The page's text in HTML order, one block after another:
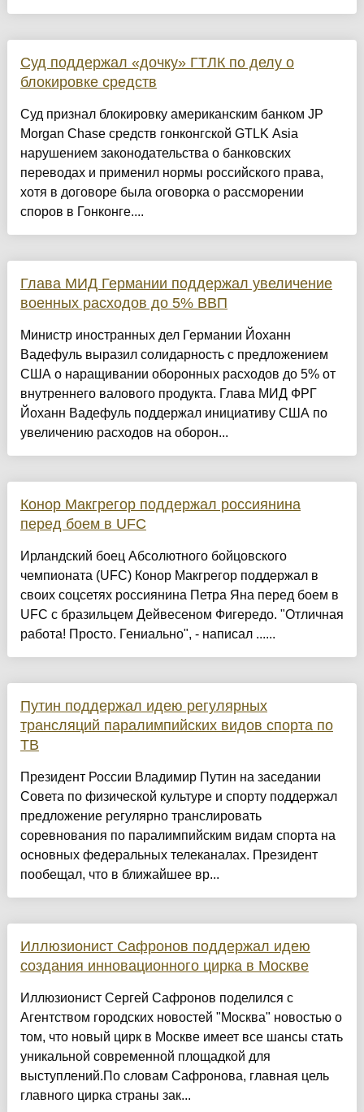
Суд поддержал «дочку» ГТЛК по делу о
блокировке средств
Суд признал блокировку американским банком JP
Morgan Chase средств гонконгской GTLK Asia
нарушением законодательства о банковских
переводах и применил нормы российского права,
хотя в договоре была оговорка о рассморении
споров в Гонконге....
Глава МИД Германии поддержал увеличение
военных расходов до 5% ВВП
Министр иностранных дел Германии Йоханн
Вадефуль выразил солидарность с предложением
США о наращивании оборонных расходов до 5% от
внутреннего валового продукта. Глава МИД ФРГ
Йоханн Вадефуль поддержал инициативу США по
увеличению расходов на оборон...
Конор Макгрегор поддержал россиянина
перед боем в UFC
Ирландский боец Абсолютного бойцовского
чемпионата (UFC) Конор Макгрегор поддержал в
своих соцсетях россиянина Петра Яна перед боем в
UFC с бразильцем Дейвесеном Фигередо. "Отличная
работа! Просто. Гениально", - написал ......
Путин поддержал идею регулярных
трансляций паралимпийских видов спорта по
ТВ
Президент России Владимир Путин на заседании
Совета по физической культуре и спорту поддержал
предложение регулярно транслировать
соревнования по паралимпийским видам спорта на
основных федеральных телеканалах. Президент
пообещал, что в ближайшее вр...
Иллюзионист Сафронов поддержал идею
создания инновационного цирка в Москве
Иллюзионист Сергей Сафронов поделился с
Агентством городских новостей "Москва" новостью о
том, что новый цирк в Москве имеет все шансы стать
уникальной современной площадкой для
выступлений.По словам Сафронова, главная цель
главного цирка страны зак...